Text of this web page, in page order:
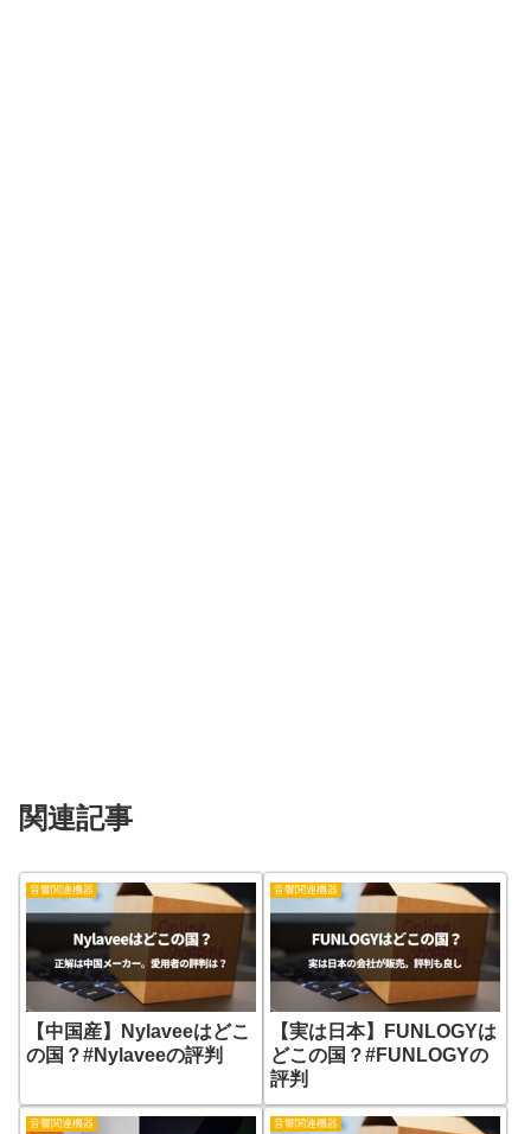
関連記事
音響関連機器
【中国産】Nylaveeはどこ
の国？#Nylaveeの評判
音響関連機器
【実は日本】FUNLOGYは
どこの国？#FUNLOGYの
評判
音響関連機器 音響関連機器